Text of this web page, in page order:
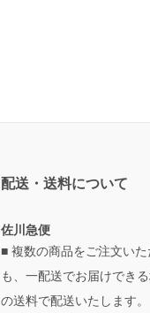
配送・送料について
佐川急便
■ 複数の商品をご注文い
も、一配送でお届けでき
の送料で配送いたします。